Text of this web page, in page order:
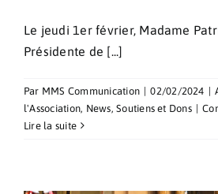
Le jeudi 1er février, Madame
Présidente de [...]
Par MMS Communication 02/02/2024
l'Association, News,Soutiens et Dons
Lire la suite